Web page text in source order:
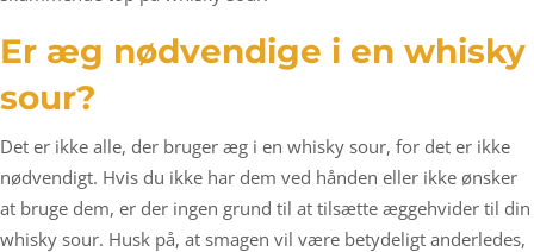
Er æg nødvendige i en whisky
sour?
Det er ikke alle, der bruger æg i en whisky sour, for det er ikke
nødvendigt. Hvis du ikke har dem ved hånden eller ikke ønsker
at bruge dem, er der ingen grund til at tilsætte æggehvider til din
whisky sour. Husk på, at smagen vil være betydeligt anderledes,